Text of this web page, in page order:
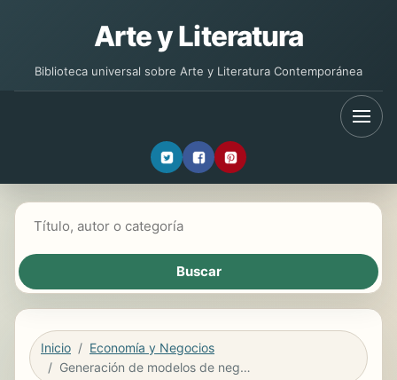
Arte y Literatura
Biblioteca universal sobre Arte y Literatura Contemporánea
Inicio
Economía y Negocios
Generación de modelos de negocio